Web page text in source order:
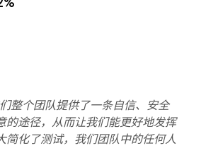
整个团队提供了一条自信、安全
的途径，从而让我们能更好地发挥
简化了测试，我们团队中的任何人